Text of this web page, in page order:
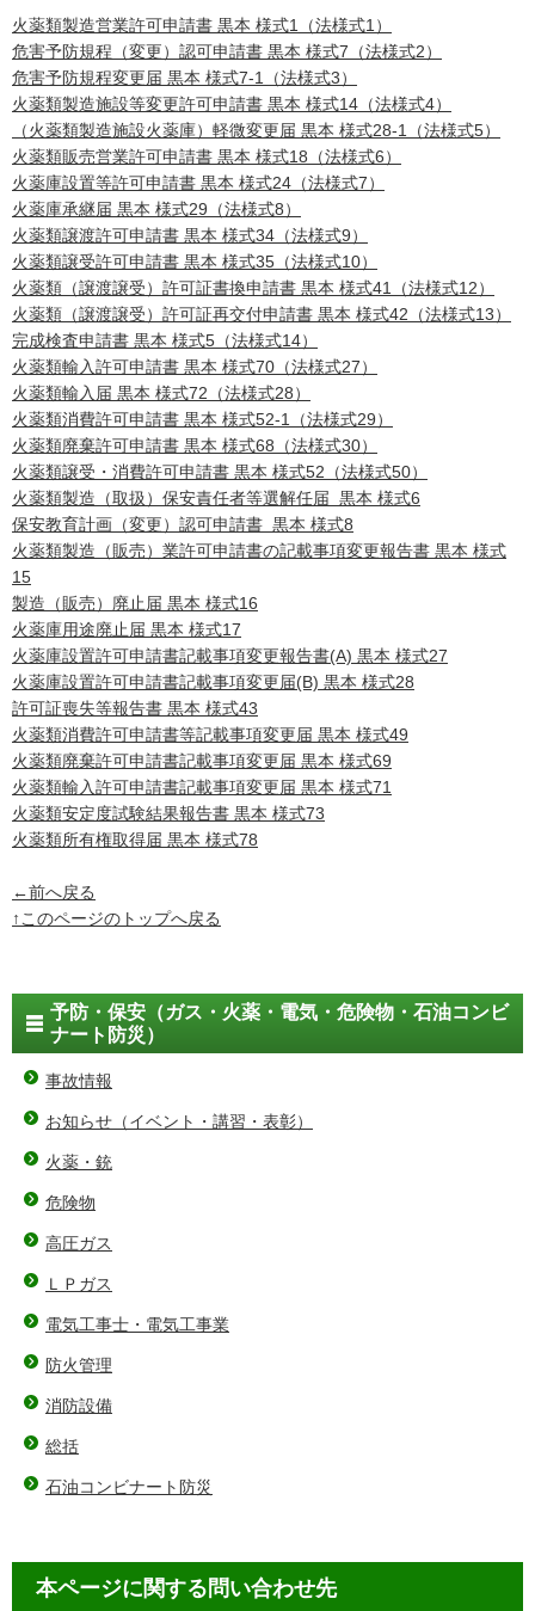
火薬類製造営業許可申請書 黒本 様式1（法様式1）
危害予防規程（変更）認可申請書 黒本 様式7（法様式2）
危害予防規程変更届 黒本 様式7-1（法様式3）
火薬類製造施設等変更許可申請書 黒本 様式14（法様式4）
（火薬類製造施設火薬庫）軽微変更届 黒本 様式28-1（法様式5）
火薬類販売営業許可申請書 黒本 様式18（法様式6）
火薬庫設置等許可申請書 黒本 様式24（法様式7）
火薬庫承継届 黒本 様式29（法様式8）
火薬類譲渡許可申請書 黒本 様式34（法様式9）
火薬類譲受許可申請書 黒本 様式35（法様式10）
火薬類（譲渡譲受）許可証書換申請書 黒本 様式41（法様式12）
火薬類（譲渡譲受）許可証再交付申請書 黒本 様式42（法様式13）
完成検査申請書 黒本 様式5（法様式14）
火薬類輸入許可申請書 黒本 様式70（法様式27）
火薬類輸入届 黒本 様式72（法様式28）
火薬類消費許可申請書 黒本 様式52-1（法様式29）
火薬類廃棄許可申請書 黒本 様式68（法様式30）
火薬類譲受・消費許可申請書 黒本 様式52（法様式50）
火薬類製造（取扱）保安責任者等選解任届 黒本 様式6
保安教育計画（変更）認可申請書 黒本 様式8
火薬類製造（販売）業許可申請書の記載事項変更報告書 黒本 様式
15
製造（販売）廃止届 黒本 様式16
火薬庫用途廃止届 黒本 様式17
火薬庫設置許可申請書記載事項変更報告書(A) 黒本 様式27
火薬庫設置許可申請書記載事項変更届(B) 黒本 様式28
許可証喪失等報告書 黒本 様式43
火薬類消費許可申請書等記載事項変更届 黒本 様式49
火薬類廃棄許可申請書記載事項変更届 黒本 様式69
火薬類輸入許可申請書記載事項変更届 黒本 様式71
火薬類安定度試験結果報告書 黒本 様式73
火薬類所有権取得届 黒本 様式78
←前へ戻る
↑このページのトップへ戻る
予防・保安（ガス・火薬・電気・危険物・石油コンビ
ナート防災）
事故情報
お知らせ（イベント・講習・表彰）
火薬・銃
危険物
高圧ガス
ＬＰガス
電気工事士・電気工事業
防火管理
消防設備
総括
石油コンビナート防災
本ページに関する問い合わせ先